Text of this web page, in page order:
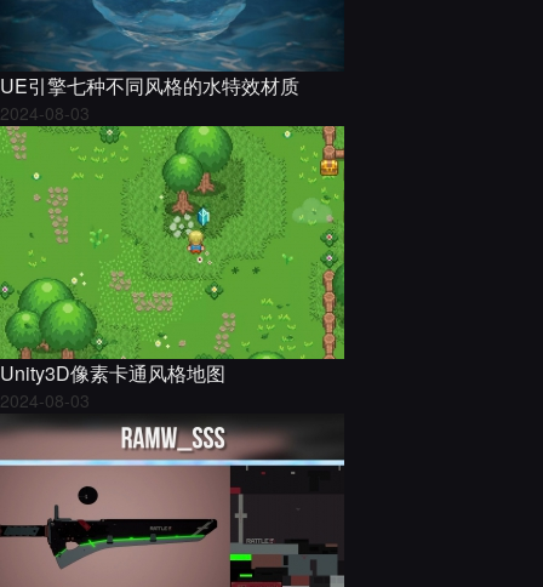
UE引擎七种不同风格的水特效材质
2024-08-03
Unity3D像素卡通风格地图
2024-08-03